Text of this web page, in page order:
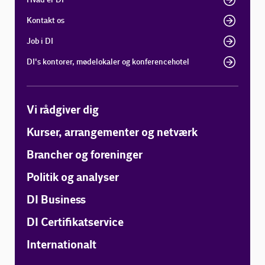
Kontakt os
Job i DI
DI's kontorer, mødelokaler og konferencehotel
Vi rådgiver dig
Kurser, arrangementer og netværk
Brancher og foreninger
Politik og analyser
DI Business
DI Certifikatservice
Internationalt